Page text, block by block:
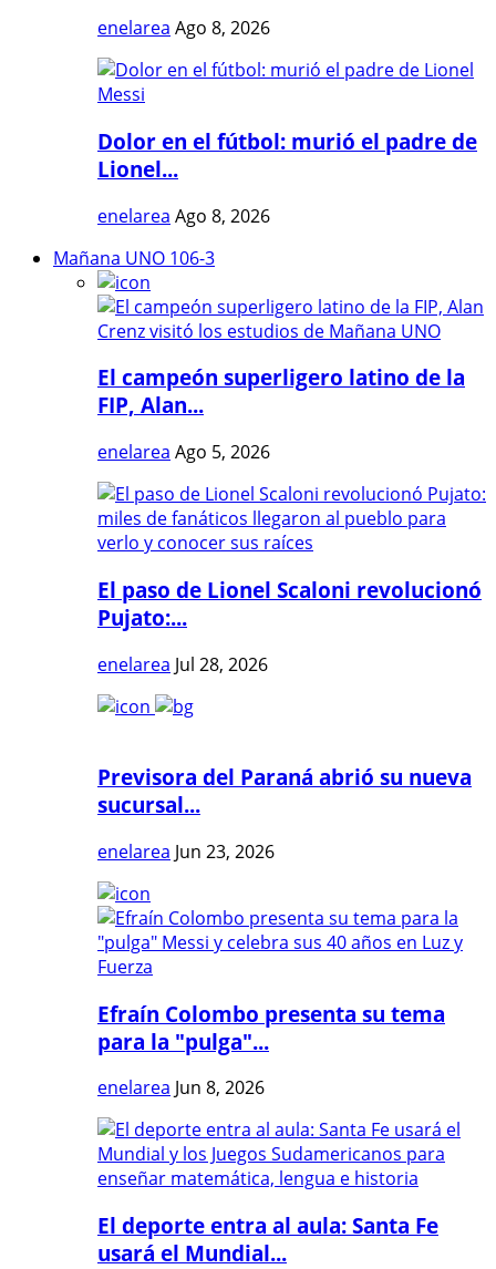
enelarea Ago 8, 2026
Dolor en el fútbol: murió el padre de
Lionel...
enelarea Ago 8, 2026
Mañana UNO 106-3
El campeón superligero latino de la
FIP, Alan...
enelarea Ago 5, 2026
El paso de Lionel Scaloni revolucionó
Pujato:...
enelarea Jul 28, 2026
Previsora del Paraná abrió su nueva
sucursal...
enelarea Jun 23, 2026
Efraín Colombo presenta su tema
para la "pulga"...
enelarea Jun 8, 2026
El deporte entra al aula: Santa Fe
usará el Mundial...